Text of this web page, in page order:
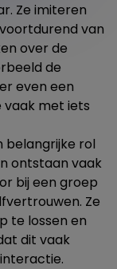
Ze imiteren
van
over de
de
even een
vaak met iets
belangrijke rol
ontstaan vaak
bij een groep
Ze
te lossen en
dit vaak